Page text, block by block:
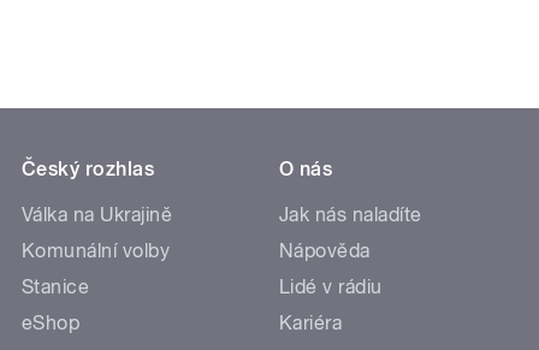
Český rozhlas
Válka na Ukrajině
Komunální volby
Stanice
eShop
O nás
Jak nás naladíte
Nápověda
Lidé v rádiu
Kariéra